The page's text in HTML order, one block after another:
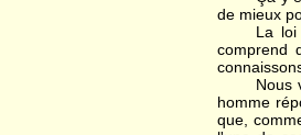
de mieux
La loi
comprend
Nous
homme
que,